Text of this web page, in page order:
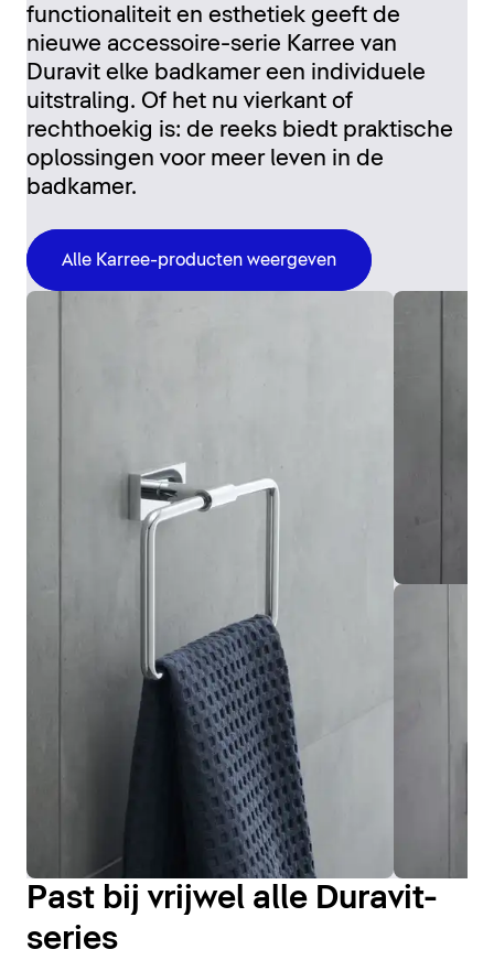
functionaliteit en esthetiek geeft de
nieuwe accessoire-serie Karree van
Duravit elke badkamer een individuele
uitstraling. Of het nu vierkant of
rechthoekig is: de reeks biedt praktische
oplossingen voor meer leven in de
badkamer.
Alle Karree-producten weergeven
Past bij vrijwel alle Duravit-
series